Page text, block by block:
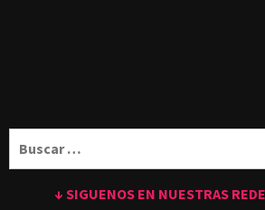
↓ SIGUENOS EN NUESTRAS